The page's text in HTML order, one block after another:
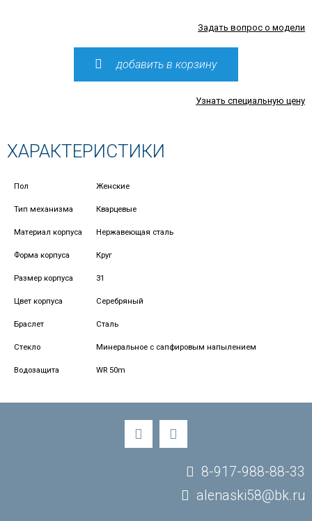
Задать вопрос о модели
добавить в корзину
Узнать специальную цену
ХАРАКТЕРИСТИКИ
Пол Женские
Тип механизма Кварцевые
Материал корпуса Нержавеющая сталь
Форма корпуса Круг
Размер корпуса 31
Цвет корпуса Серебряный
Браслет Сталь
Стекло Минеральное с сапфировым напылением
Водозащита WR 50m
8-917-988-88-33
alenaski58@bk.ru